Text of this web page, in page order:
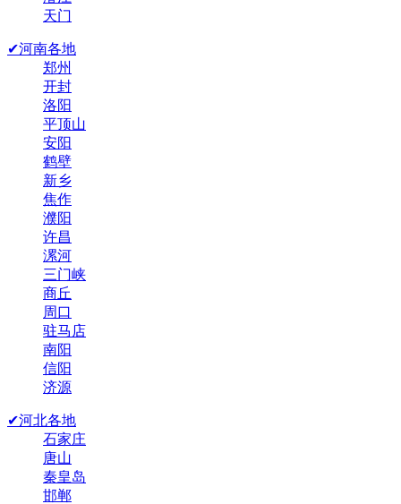
天门
✔河南各地
郑州
开封
洛阳
平顶山
安阳
鹤壁
新乡
焦作
濮阳
许昌
漯河
三门峡
商丘
周口
驻马店
南阳
信阳
济源
✔河北各地
石家庄
唐山
秦皇岛
邯郸